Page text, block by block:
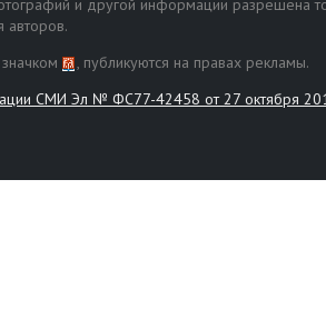
и другой информации разрешена
авторов.
, публикуются на правах рекламы.
СМИ Эл № ФС77-42458 от 27 октября